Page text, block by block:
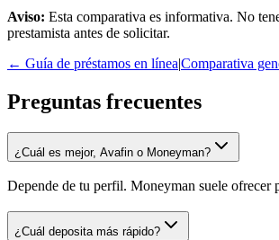
Aviso: Esta comparativa es informativa. No
prestamista antes de solicitar.
← Guía de préstamos en línea|Comparativa
Preguntas frecuentes
¿Cuál es mejor, Avafin o Moneyman?
Depende de tu perfil. Moneyman suele ofrecer
¿Cuál deposita más rápido?